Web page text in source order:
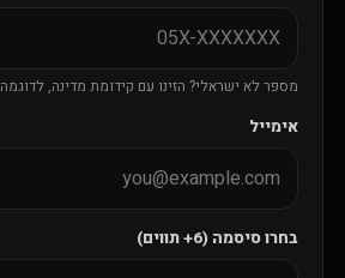
מספר לא ישראלי? הזינו עם קידומת מדינה, לדוגמה 4479XXXXXXXX
אימייל
בחרו סיסמה (6+ תווים)